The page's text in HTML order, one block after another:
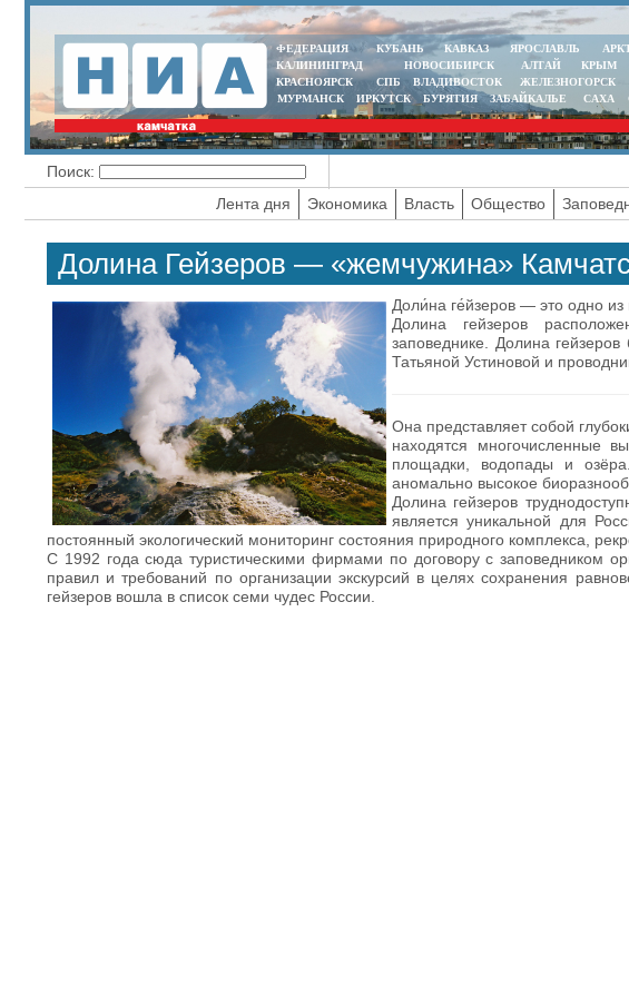
ФЕДЕРАЦИЯ КУБАНЬ КАВКАЗ ЯРОСЛАВЛЬ
КАЛИНИНГРАД
НОВОСИБИРСК АЛТАЙ КРЫМ
КРАСНОЯРСК
СПБ ВЛАДИВОСТОК ЖЕЛЕЗНОГОРСК
МУРМАНСК
ИРКУТСК БУРЯТИЯ ЗАБАЙКАЛЬЕ САХА
Поиск:
Лента дня
Экономика Власть Общество
Долина Гейзеров — «жемчужина»
Доли́на ге́йзеров — это одно
Долина гейзеров
заповеднике. Долина
Татьяной Устиновой и
Она представляет собой
находятся многочисленные
площадки, водопады и
аномально высокое
Долина гейзеров
является уникальной для
постоянный экологический мониторинг состояния природного комплекса,
С 1992 года сюда туристическими фирмами по договору с заповедником
правил и требований по организации экскурсий в целях сохранения
гейзеров вошла в список семи чудес России.